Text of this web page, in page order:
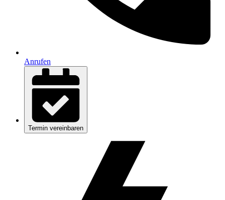
Anrufen
Termin vereinbaren